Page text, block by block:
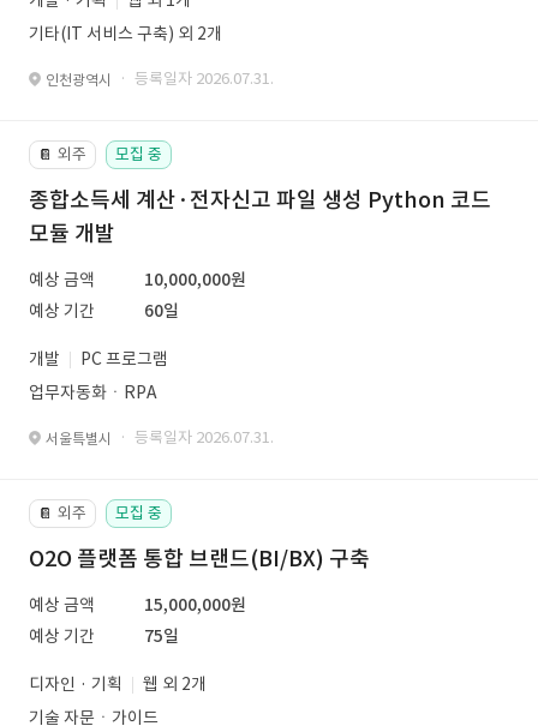
기타(IT 서비스 구축) 외 2개
인천광역시 · 등록일자 2026.07.31.
📔 외주 모집 중
종합소득세 계산·전자신고 파일 생성 Python 코드
모듈 개발
예상 금액
10,000,000원
예상 기간
60일
개발
PC 프로그램
업무자동화ㆍRPA
서울특별시 · 등록일자 2026.07.31.
📔 외주 모집 중
O2O 플랫폼 통합 브랜드(BI/BX) 구축
예상 금액
15,000,000원
예상 기간
75일
디자인 · 기획
웹 외 2개
기술 자문ㆍ가이드